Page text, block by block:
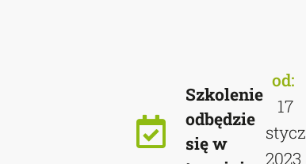
Szkolenie
odbędzie
się w
od:
17
2023